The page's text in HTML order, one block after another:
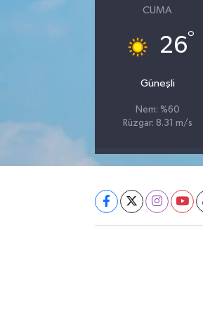
CUMA
26°
Güneşli
Nem: %60
Rüzgar: 8.31 m/s